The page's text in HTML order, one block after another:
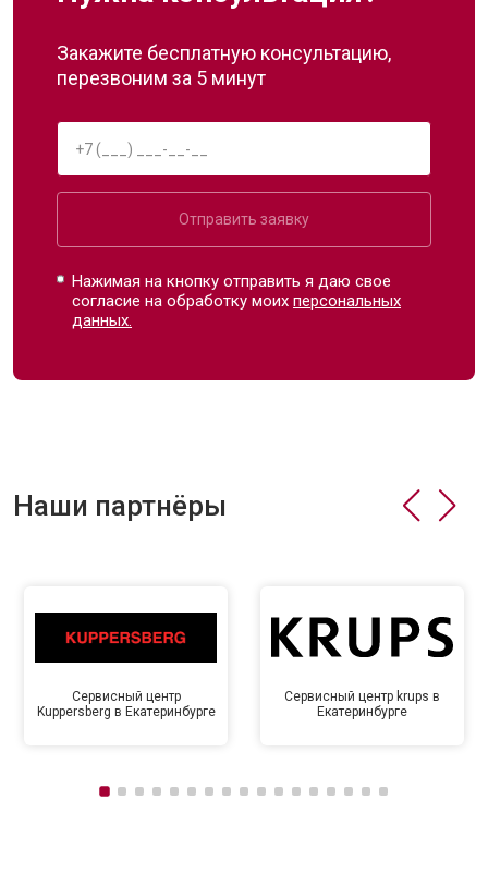
Закажите бесплатную консультацию,
перезвоним за 5 минут
Отправить заявку
Нажимая на кнопку отправить я даю свое
согласие на обработку моихперсональных
данных.
Наши партнёры
Сервисный центр
Kuppersberg в Екатеринбурге
Сервисный центр krups в
Екатеринбурге